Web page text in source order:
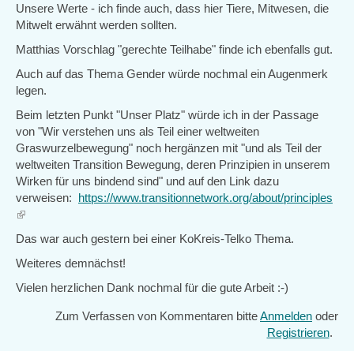
Unsere Werte - ich finde auch, dass hier Tiere, Mitwesen, die
Mitwelt erwähnt werden sollten.
Matthias Vorschlag "gerechte Teilhabe" finde ich ebenfalls gut.
Auch auf das Thema Gender würde nochmal ein Augenmerk
legen.
Beim letzten Punkt "Unser Platz" würde ich in der Passage
von "Wir verstehen uns als Teil einer weltweiten
Graswurzelbewegung" noch hergänzen mit "und als Teil der
weltweiten Transition Bewegung, deren Prinzipien in unserem
Wirken für uns bindend sind" und auf den Link dazu
verweisen: https://www.transitionnetwork.org/about/principles
(link
external)
Das war auch gestern bei einer KoKreis-Telko Thema.
Weiteres demnächst!
Vielen herzlichen Dank nochmal für die gute Arbeit :-)
Zum Verfassen von Kommentaren bitteAnmelden oder
Registrieren.